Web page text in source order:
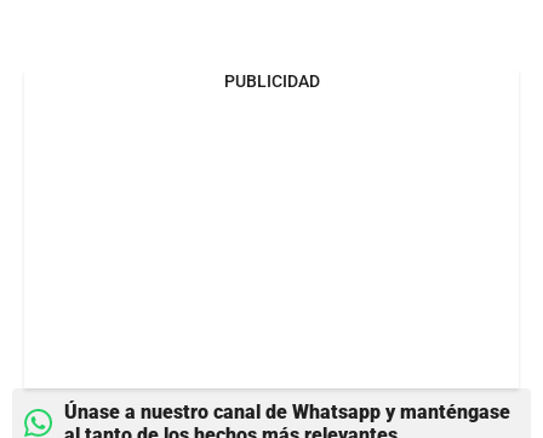
PUBLICIDAD
Únase a nuestro canal de Whatsapp y manténgase